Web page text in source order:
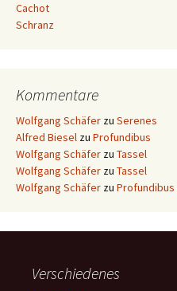
Cachot
Schranz
Kommentare
Wolfgang Schäfer zu Serenes
Alfred Biesel zu Profundibus
Wolfgang Schäfer zu Tassel
Wolfgang Schäfer zu Tassel
Wolfgang Schäfer zu Profundibus
Verschiedenes